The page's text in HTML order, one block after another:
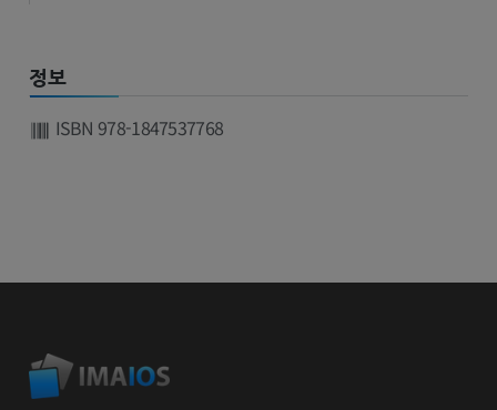
정보
ISBN 978-1847537768